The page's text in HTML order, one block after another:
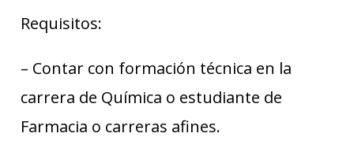
Requisitos:
– Contar con formación técnica en la
carrera de Química o estudiante de
Farmacia o carreras afines.